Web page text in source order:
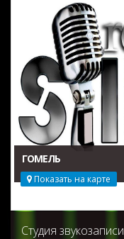
ГОМЕЛЬ
Показать на карте
Студия звукозаписи